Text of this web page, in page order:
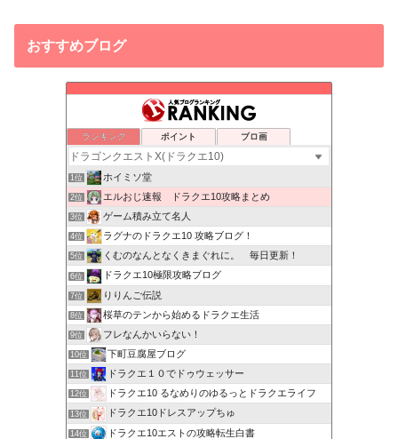
おすすめブログ
ランキング ポイント ブロ画
1位 ホイミソ堂
2位 エルおじ速報 ドラクエ10攻略まとめ
3位 ゲーム積み立て名人
4位 ラグナのドラクエ10 攻略ブログ！
5位 くむのなんとなくきまぐれに。 毎日更新！
6位 ドラクエ10極限攻略ブログ
7位 りりんご伝説
8位 桜草のテンから始めるドラクエ生活
9位 フレなんかいらない！
10位 下町豆腐屋ブログ
11位 ドラクエ１０でドゥウェッサー
12位 ドラクエ10 るなめりのゆるっとドラクエライフ
13位 ドラクエ10ドレスアップちゅ
14位 ドラクエ10エストの攻略転生白書